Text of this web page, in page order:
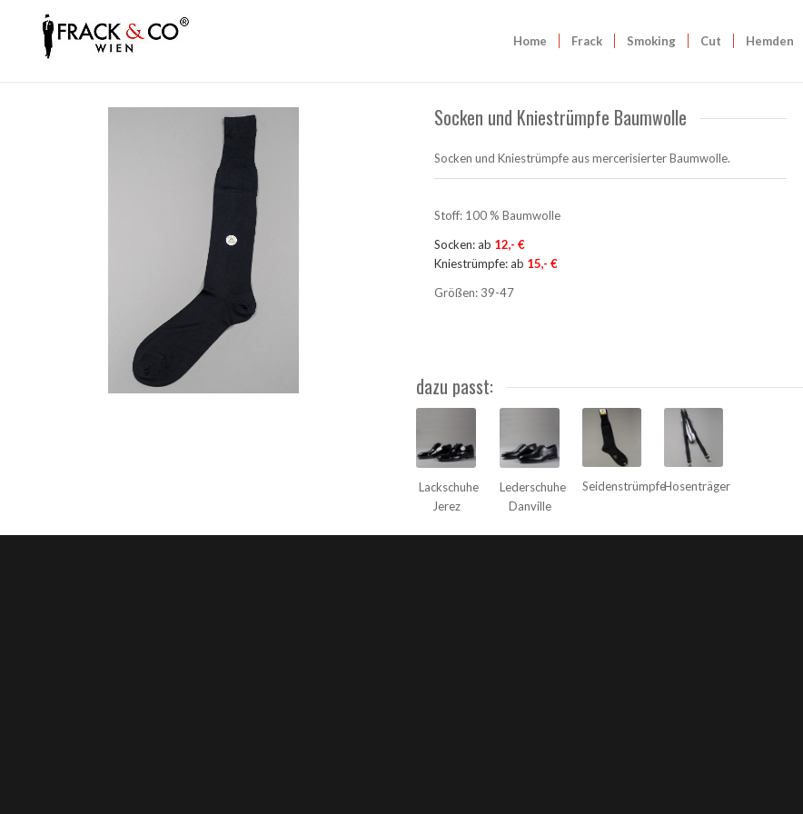
Home Frack Smoking Cut Hemden
Socken und Kniestrümpfe Baumwolle
Socken und Kniestrümpfe aus mercerisierter Baumwolle.
Stoff: 100 % Baumwolle
Socken: ab 12,- €
Kniestrümpfe: ab 15,- €
Größen: 39-47
dazu passt:
Lackschuhe
Jerez
Lederschuhe
Danville
SeidenstrümpfeHosenträger